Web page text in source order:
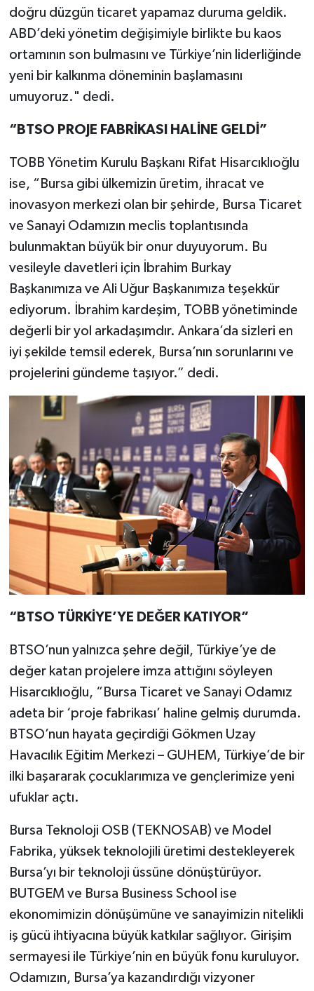
doğru düzgün ticaret yapamaz duruma geldik.
ABD’deki yönetim değişimiyle birlikte bu kaos
ortamının son bulmasını ve Türkiye’nin liderliğinde
yeni bir kalkınma döneminin başlamasını
umuyoruz." dedi.
“BTSO PROJE FABRİKASI HALİNE GELDİ”
TOBB Yönetim Kurulu Başkanı Rifat Hisarcıklıoğlu
ise, “Bursa gibi ülkemizin üretim, ihracat ve
inovasyon merkezi olan bir şehirde, Bursa Ticaret
ve Sanayi Odamızın meclis toplantısında
bulunmaktan büyük bir onur duyuyorum. Bu
vesileyle davetleri için İbrahim Burkay
Başkanımıza ve Ali Uğur Başkanımıza teşekkür
ediyorum. İbrahim kardeşim, TOBB yönetiminde
değerli bir yol arkadaşımdır. Ankara’da sizleri en
iyi şekilde temsil ederek, Bursa’nın sorunlarını ve
projelerini gündeme taşıyor.” dedi.
“BTSO TÜRKİYE’YE DEĞER KATIYOR”
BTSO’nun yalnızca şehre değil, Türkiye’ye de
değer katan projelere imza attığını söyleyen
Hisarcıklıoğlu, “Bursa Ticaret ve Sanayi Odamız
adeta bir ‘proje fabrikası’ haline gelmiş durumda.
BTSO’nun hayata geçirdiği Gökmen Uzay
Havacılık Eğitim Merkezi – GUHEM, Türkiye’de bir
ilki başararak çocuklarımıza ve gençlerimize yeni
ufuklar açtı.
Bursa Teknoloji OSB (TEKNOSAB) ve Model
Fabrika, yüksek teknolojili üretimi destekleyerek
Bursa’yı bir teknoloji üssüne dönüştürüyor.
BUTGEM ve Bursa Business School ise
ekonomimizin dönüşümüne ve sanayimizin nitelikli
iş gücü ihtiyacına büyük katkılar sağlıyor. Girişim
sermayesi ile Türkiye’nin en büyük fonu kuruluyor.
Odamızın, Bursa’ya kazandırdığı vizyoner